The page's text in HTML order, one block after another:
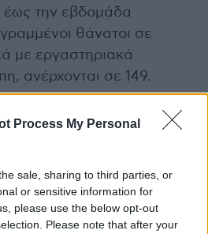
Process My Personal
sale, sharing to third parties, or
or sensitive information for
please use the below opt-out
Please note that after your
την εβδομάδα
θάνατοι σε
με εργαστηριακά
ανέρχονται σε 149.
εβδομάδα 40/2025 έως
2025, μεταξύ 925
νοσοκομείων εκτός
ανευρέθηκαν 19 θετικά
τύπου Α.